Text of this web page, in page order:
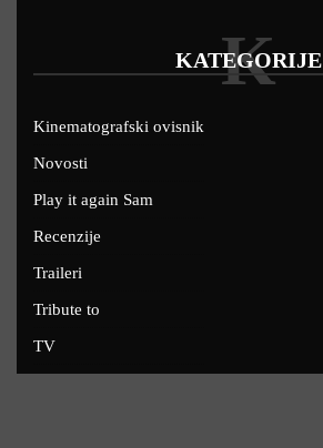
KATEGORIJE
K
Kinematografski ovisnik
Novosti
Play it again Sam
Recenzije
Traileri
Tribute to
TV